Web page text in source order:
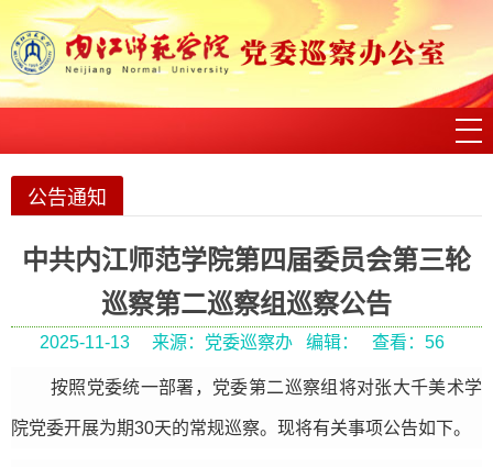
公告通知
中共内江师范学院第四届委员会第三轮
巡察第二巡察组巡察公告
2025-11-13 来源：党委巡察办 编辑： 查看： 56
按照党委统一部署，党委第二巡察组将对张大千美术学
院党委开展为期30天的常规巡察。现将有关事项公告如下。